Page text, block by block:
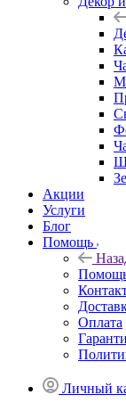
Акции
Услуги
Блог
Помощь
Оплата
Личный